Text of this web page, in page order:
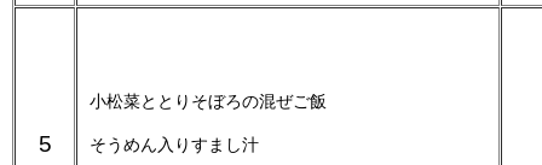
5
小松菜ととりそぼろの混ぜご飯
そうめん入りすまし汁